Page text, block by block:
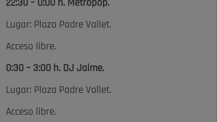
22:30 – 0:00 h. Metropop.
Lugar: Plaza Padre Vallet.
Acceso libre.
0:30 – 3:00 h. DJ Jaime.
Lugar: Plaza Padre Vallet.
Acceso libre.